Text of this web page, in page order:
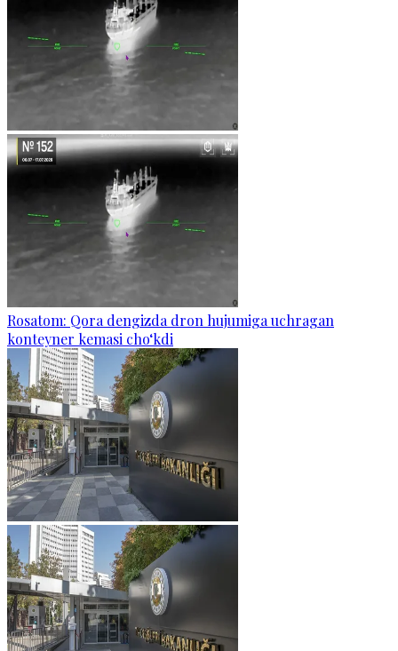
Rosatom: Qora dengizda dron hujumiga uchragan
konteyner kemasi cho‘kdi